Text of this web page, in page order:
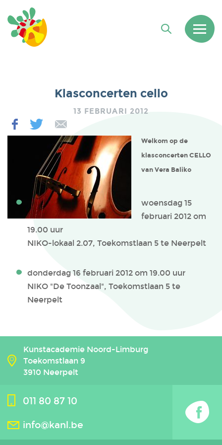
Klasconcerten cello
13 FEBRUARI 2012
Welkom op de
klasconcerten CELLO
van Vera Baliko
woensdag 15
februari 2012 om
19.00 uur
NIKO-lokaal 2.07, Toekomstlaan 5 te Neerpelt
donderdag 16 februari 2012 om 19.00 uur
NIKO "De Toonzaal", Toekomstlaan 5 te
Neerpelt
Kunstacademie Noord-Limburg
Toekomstlaan 9
3910 Neerpelt
011 80 87 10
info@kanl.be